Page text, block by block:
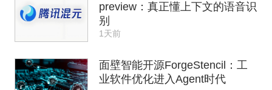
preview：真正懂上下文的语音识
别
1天前
面壁智能开源ForgeStencil：工
业软件优化进入Agent时代